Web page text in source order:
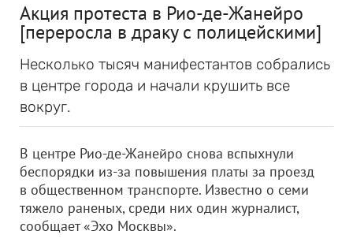
Акция протеста в Рио-де-Жанейро
[переросла в драку с полицейскими]
Несколько тысяч манифестантов собрались
в центре города и начали крушить все
вокруг.
В центре Рио-де-Жанейро снова вспыхнули
беспорядки из-за повышения платы за проезд
в общественном транспорте. Известно о семи
тяжело раненых, среди них один журналист,
сообщает «Эхо Москвы».